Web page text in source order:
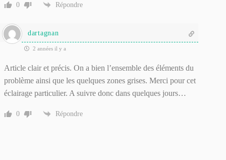
0 Répondre
dartagnan
2 années il y a
Article clair et précis. On a bien l’ensemble des éléments du
problème ainsi que les quelques zones grises. Merci pour cet
éclairage particulier. A suivre donc dans quelques jours…
0 Répondre